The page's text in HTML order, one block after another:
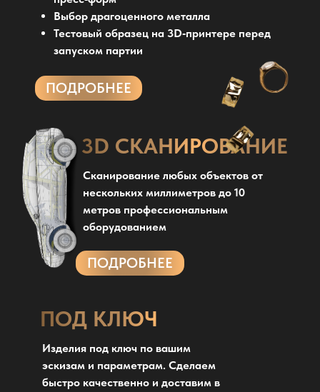
Выбор драгоценного металла
Тестовый образец на 3D‑принтере перед
запуском партии
ПОДРОБНЕЕ
3D СКАНИРОВАНИЕ
Сканирование любых объектов от
нескольких миллиметров до 10
метров профессиональным
оборудованием
ПОДРОБНЕЕ
ПОД КЛЮЧ
Изделия под ключ по вашим
эскизам и параметрам. Сделаем
быстро качественно и доставим в